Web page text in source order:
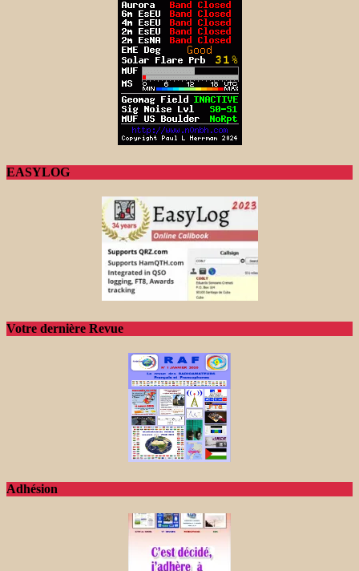
EASYLOG
Votre dernière Revue
Adhésion